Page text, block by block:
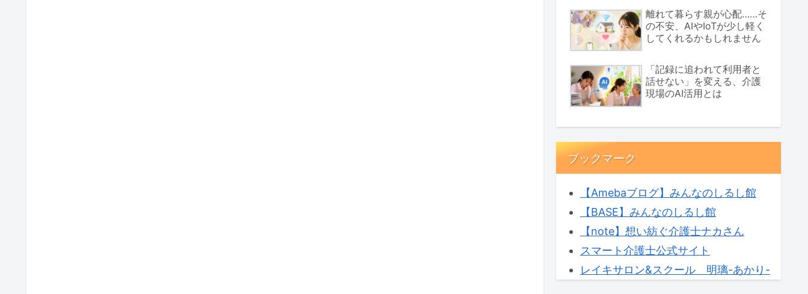
離れて暮らす親が心配……そ
の不安、AIやIoTが少し軽く
してくれるかもしれません
「記録に追われて利用者と
話せない」を変える、介護
現場のAI活用とは
ブックマーク
【Amebaブログ】みんなのしるし館
【BASE】みんなのしるし館
【note】想い紡ぐ介護士ナカさん
スマート介護士公式サイト
レイキサロン&スクール 明璃-あかり-